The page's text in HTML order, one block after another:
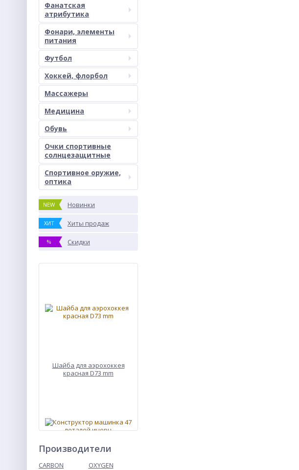
Фанатская
атрибутика
Фонари, элементы
питания
Футбол
Хоккей, флорбол
Массажеры
Медицина
Обувь
Очки спортивные
солнцезащитные
Спортивное оружие,
оптика
NEW Новинки
ХИТ Хиты продаж
% Скидки
Шайба для аэрохоккея
красная D73 mm
Производители
CARBON
OXYGEN